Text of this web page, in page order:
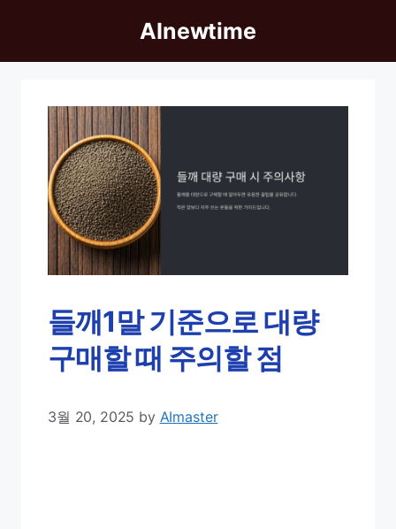
content
AInewtime
들깨1말 기준으로 대량
구매할 때 주의할 점
3월 20, 2025 by AImaster